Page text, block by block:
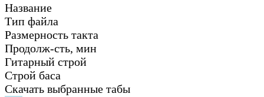
Название
Тип файла
Размерность такта
Продолж-сть, мин
Гитарный строй
Строй баса
Скачать выбранные табы